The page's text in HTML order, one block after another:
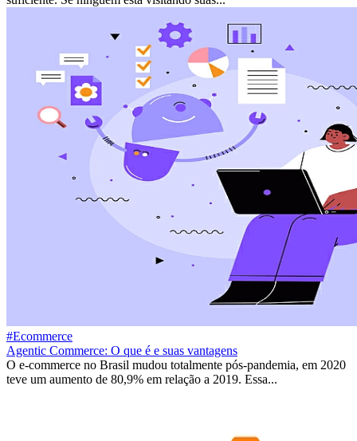
#Ecommerce
Agentic Commerce: O que é e suas vantagens
O e-commerce no Brasil mudou totalmente pós-pandemia, em 2020
teve um aumento de 80,9% em relação a 2019. Essa...